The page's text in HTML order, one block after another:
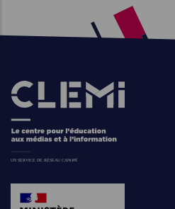
Images